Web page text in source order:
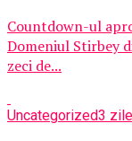
Countdown-ul
Domeniul Stirbey
zeci de...
Uncategorized3